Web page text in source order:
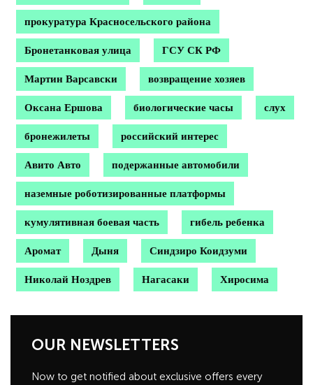
прокуратура Красносельского района
Бронетанковая улица ГСУ СК РФ
Мартин Варсавски возвращение хозяев
Оксана Ершова биологические часы слух
бронежилеты российский интерес
Авито Авто подержанные автомобили
наземные роботизированные платформы
кумулятивная боевая часть гибель ребенка
Аромат Дыня Синдзиро Коидзуми
Николай Ноздрев Нагасаки Хиросима
OUR NEWSLETTERS
Now to get notified about exclusive offers every